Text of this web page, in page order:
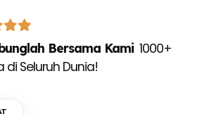
Bersama Kami 1000+
di Seluruh Dunia!